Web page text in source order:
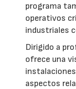
programa
operativos
industriales
Dirigido a
ofrece una
aspectos